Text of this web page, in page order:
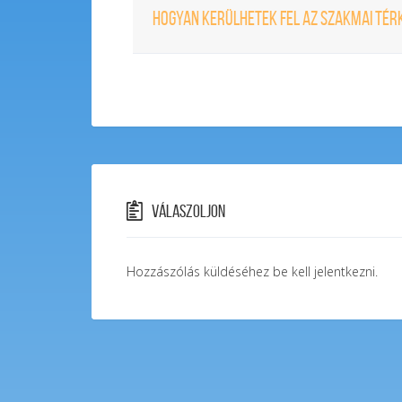
HOGYAN KERÜLHETEK FEL AZ SZAKMAI
Válaszoljon
Hozzászólás küldéséhez be kell jelentkezni.